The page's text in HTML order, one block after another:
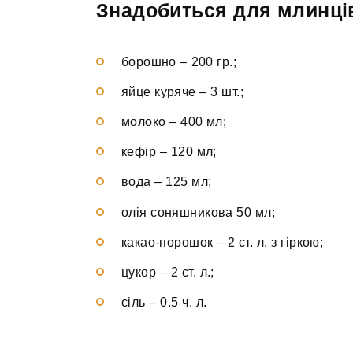
Знадобиться для
борошно – 200 гр.;
яйце куряче – 3 шт.;
молоко – 400 мл;
кефір – 120 мл;
вода – 125 мл;
олія соняшникова 50 мл;
какао-порошок – 2 ст. л. з гіркою;
цукор – 2 ст. л.;
сіль – 0.5 ч. л.